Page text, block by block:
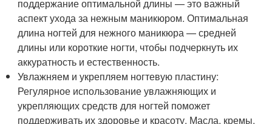
поддержание оптимальной длины — это важный
аспект ухода за нежным маникюром. Оптимальная
длина ногтей для нежного маникюра — средней
длины или короткие ногти, чтобы подчеркнуть их
аккуратность и естественность.
Увлажняем и укрепляем ногтевую пластину:
Регулярное использование увлажняющих и
укрепляющих средств для ногтей поможет
поддерживать их здоровье и красоту. Масла, кремы,